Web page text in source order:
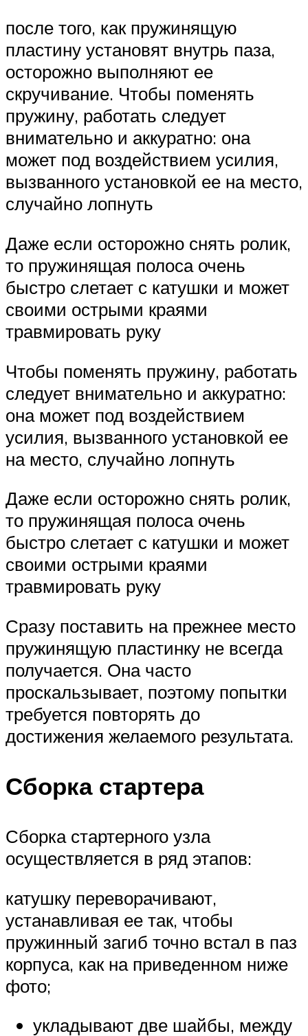
после того, как пружинящую
пластину установят внутрь паза,
осторожно выполняют ее
скручивание. Чтобы поменять
пружину, работать следует
внимательно и аккуратно: она
может под воздействием усилия,
вызванного установкой ее на место,
случайно лопнуть
Даже если осторожно снять ролик,
то пружинящая полоса очень
быстро слетает с катушки и может
своими острыми краями
травмировать руку
Чтобы поменять пружину, работать
следует внимательно и аккуратно:
она может под воздействием
усилия, вызванного установкой ее
на место, случайно лопнуть
Даже если осторожно снять ролик,
то пружинящая полоса очень
быстро слетает с катушки и может
своими острыми краями
травмировать руку
Сразу поставить на прежнее место
пружинящую пластинку не всегда
получается. Она часто
проскальзывает, поэтому попытки
требуется повторять до
достижения желаемого результата.
Сборка стартера
Сборка стартерного узла
осуществляется в ряд этапов:
катушку переворачивают,
устанавливая ее так, чтобы
пружинный загиб точно встал в паз
корпуса, как на приведенном ниже
фото;
укладывают две шайбы, между